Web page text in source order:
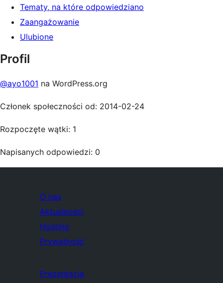
Tematy, na które odpowiedziano
Zaangażowanie
Ulubione
Profil
@ayo1001 na WordPress.org
Członek społeczności od: 2014-02-24
Rozpoczęte wątki: 1
Napisanych odpowiedzi: 0
O nas
Aktualności
Hosting
Prywatność
Prezentacja